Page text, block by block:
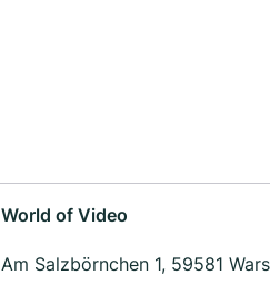
World of Video
Am Salzbörnchen 1, 59581